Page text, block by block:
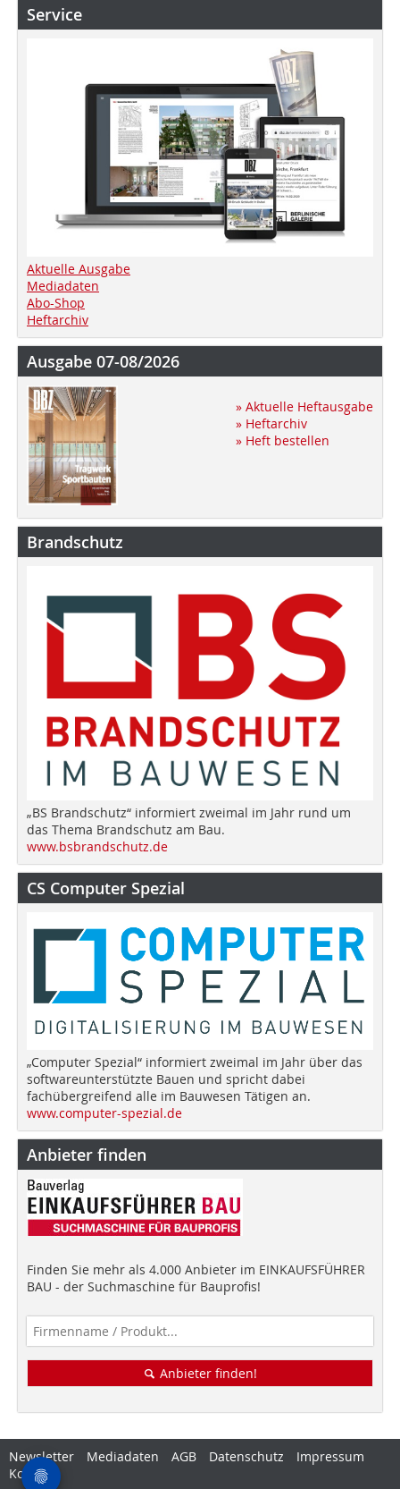
Service
Aktuelle Ausgabe
Mediadaten
Abo-Shop
Heftarchiv
Ausgabe 07-08/2026
» Aktuelle Heftausgabe
» Heftarchiv
» Heft bestellen
Brandschutz
„BS Brandschutz“ informiert zweimal im Jahr rund um
das Thema Brandschutz am Bau.
www.bsbrandschutz.de
CS Computer Spezial
„Computer Spezial“ informiert zweimal im Jahr über das
softwareunterstützte Bauen und spricht dabei
fachübergreifend alle im Bauwesen Tätigen an.
www.computer-spezial.de
Anbieter finden
Finden Sie mehr als 4.000 Anbieter im EINKAUFSFÜHRER
BAU - der Suchmaschine für Bauprofis!
Anbieter finden!
Newsletter Mediadaten AGB Datenschutz
Impressum
Kontakt